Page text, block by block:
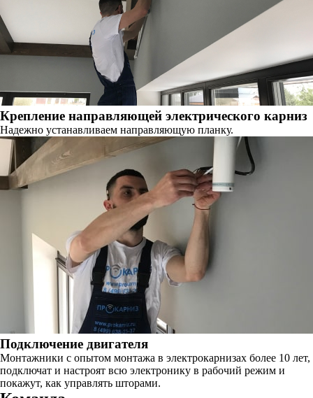
Крепление направляющей электрического карниз
Надежно устанавливаем направляющую планку.
Подключение двигателя
Монтажники с опытом монтажа в электрокарнизах более 10 лет,
подключат и настроят всю электронику в рабочий режим и
покажут, как управлять шторами.